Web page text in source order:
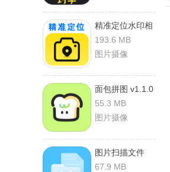
精准定位水印相
机 v1.0.1 安卓
版
193.6 MB
图片摄像
面包拼图 v1.1.0
安卓版
55.3 MB
图片摄像
图片扫描文件
v1.1.0 安卓版
67.9 MB